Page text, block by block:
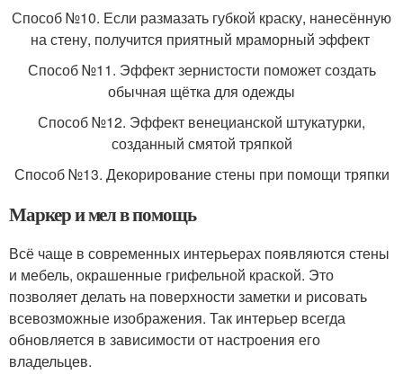
Способ №10. Если размазать губкой краску, нанесённую
на стену, получится приятный мраморный эффект
Способ №11. Эффект зернистости поможет создать
обычная щётка для одежды
Способ №12. Эффект венецианской штукатурки,
созданный смятой тряпкой
Способ №13. Декорирование стены при помощи тряпки
Маркер и мел в помощь
Всё чаще в современных интерьерах появляются стены
и мебель, окрашенные грифельной краской. Это
позволяет делать на поверхности заметки и рисовать
всевозможные изображения. Так интерьер всегда
обновляется в зависимости от настроения его
владельцев.